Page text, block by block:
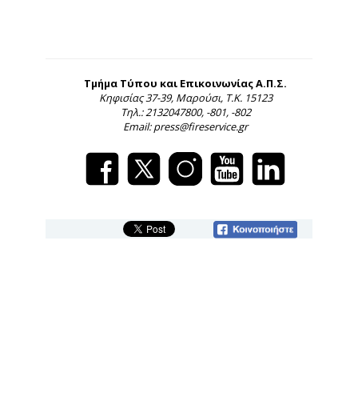
Τμήμα Τύπου και Επικοινωνίας Α.Π.Σ.
Κηφισίας 37-39, Μαρούσι, Τ.Κ. 15123
Τηλ.: 2132047800, -801, -802
Email: press@fireservice.gr